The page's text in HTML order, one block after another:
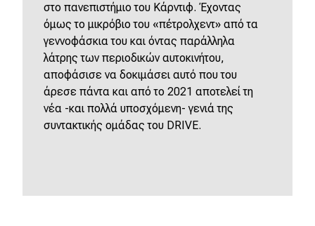
στο πανεπιστήμιο του Κάρντιφ. Έχοντας
όμως το μικρόβιο του «πέτρολχεντ» από τα
γεννοφάσκια του και όντας παράλληλα
λάτρης των περιοδικών αυτοκινήτου,
αποφάσισε να δοκιμάσει αυτό που του
άρεσε πάντα και από το 2021 αποτελεί τη
νέα -και πολλά υποσχόμενη- γενιά της
συντακτικής ομάδας του DRIVE.